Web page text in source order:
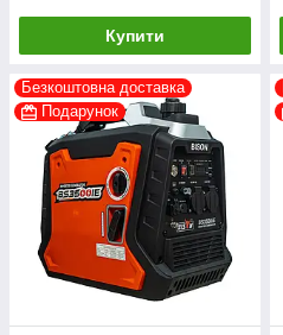
Купити
Безкоштовна доставка
Подарунок